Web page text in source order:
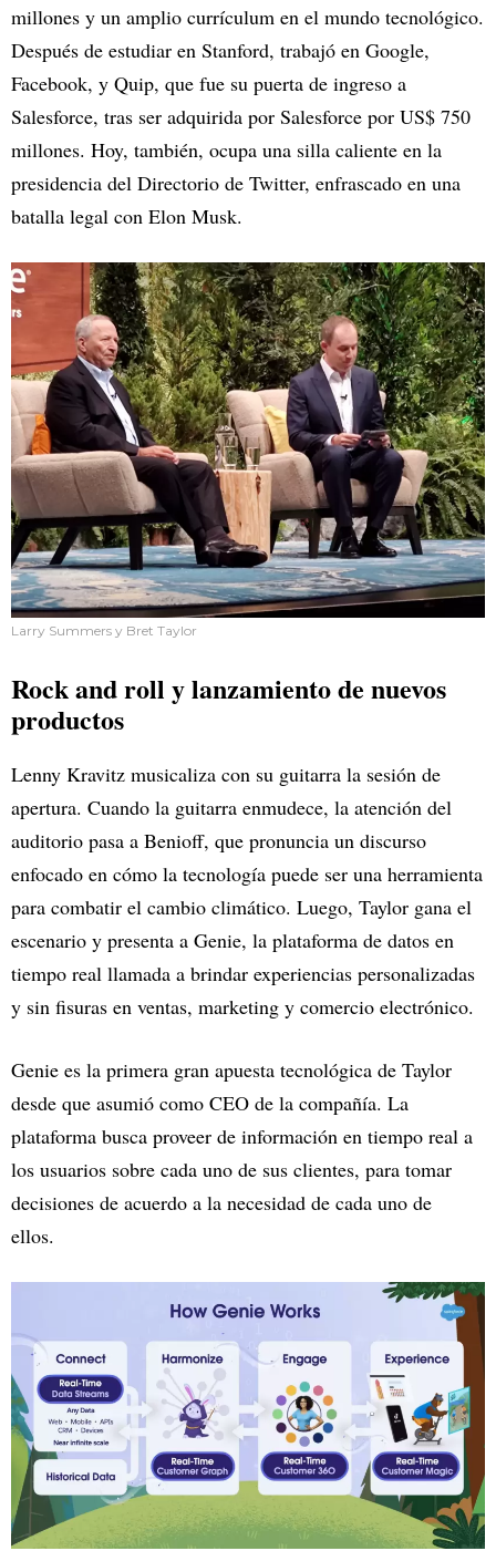
millones y un amplio currículum en el mundo tecnológico.
Después de estudiar en Stanford, trabajó en Google,
Facebook, y Quip, que fue su puerta de ingreso a
Salesforce, tras ser adquirida por Salesforce por US$ 750
millones. Hoy, también, ocupa una silla caliente en la
presidencia del Directorio de Twitter, enfrascado en una
batalla legal con Elon Musk.
Larry Summers y Bret Taylor
Rock and roll y lanzamiento de nuevos
productos
Lenny Kravitz musicaliza con su guitarra la sesión de
apertura. Cuando la guitarra enmudece, la atención del
auditorio pasa a Benioff, que pronuncia un discurso
enfocado en cómo la tecnología puede ser una herramienta
para combatir el cambio climático. Luego, Taylor gana el
escenario y presenta a Genie, la plataforma de datos en
tiempo real llamada a brindar experiencias personalizadas
y sin fisuras en ventas, marketing y comercio electrónico.
Genie es la primera gran apuesta tecnológica de Taylor
desde que asumió como CEO de la compañía. La
plataforma busca proveer de información en tiempo real a
los usuarios sobre cada uno de sus clientes, para tomar
decisiones de acuerdo a la necesidad de cada uno de
ellos.